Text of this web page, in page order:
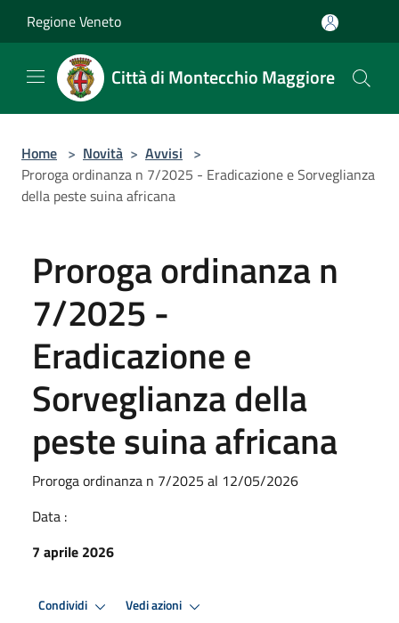
Regione Veneto
Città di Montecchio Maggiore
Home > Novità > Avvisi >
Proroga ordinanza n 7/2025 - Eradicazione e Sorveglianza
della peste suina africana
Proroga ordinanza n
7/2025 -
Eradicazione e
Sorveglianza della
peste suina africana
Proroga ordinanza n 7/2025 al 12/05/2026
Data :
7 aprile 2026
Condividi Vedi azioni